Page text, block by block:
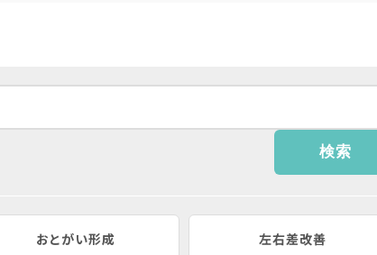
おとがい形成 左右差改善